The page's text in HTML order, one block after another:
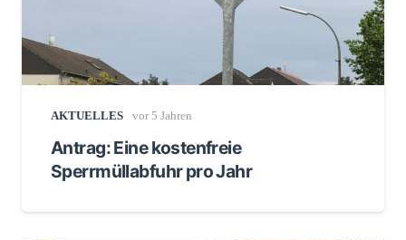
AKTUELLES vor 5 Jahren
Antrag: Eine kostenfreie
Sperrmüllabfuhr pro Jahr